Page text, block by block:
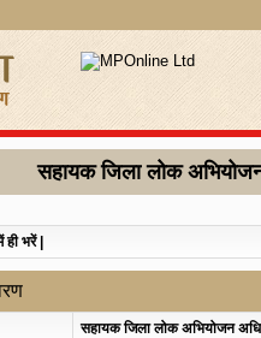
सहायक जिला लोक
भरें |
सहायक जिला लोक अभियोजन